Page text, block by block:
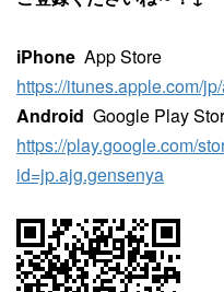
iPhone App Store
https://itunes.apple.com/
Android Google Play
https://play.google.com/
id=jp.ajg.gensenya